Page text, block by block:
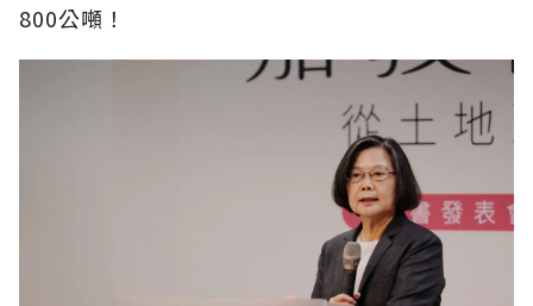
800公噸！